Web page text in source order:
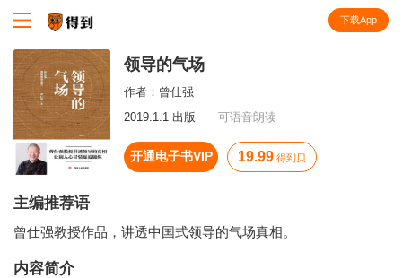
下载App
领导的气场
作者： 曾仕强
2019.1.1 出版
可语音朗读
开通电子书VIP 19.99 得到贝
主编推荐语
曾仕强教授作品，讲透中国式领导的气场真相。
内容简介